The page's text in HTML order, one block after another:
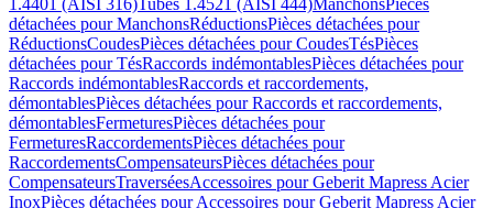
1.4401 (AISI 316)Tubes 1.4521 (AISI 444)ManchonsPièces
détachées pour ManchonsRéductionsPièces détachées pour
RéductionsCoudesPièces détachées pour CoudesTésPièces
détachées pour TésRaccords indémontablesPièces détachées pour
Raccords indémontablesRaccords et raccordements,
démontablesPièces détachées pour Raccords et raccordements,
démontablesFermeturesPièces détachées pour
FermeturesRaccordementsPièces détachées pour
RaccordementsCompensateursPièces détachées pour
CompensateursTraverséesAccessoires pour Geberit Mapress Acier
InoxPièces détachées pour Accessoires pour Geberit Mapress Acier